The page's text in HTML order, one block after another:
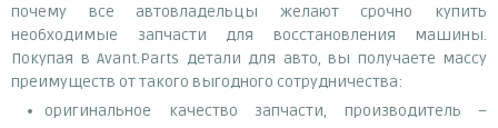
почему все автовладельцы желают срочно купить
необходимые запчасти для восстановления машины.
Покупая в Avant.Parts детали для авто, вы получаете массу
преимуществ от такого выгодного сотрудничества:
оригинальное качество запчасти, производитель –